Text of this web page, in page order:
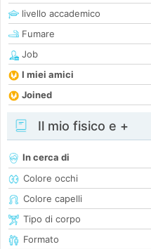
livello accademico
Fumare
Job
I miei amici
Joined
Il mio fisico e +
In cerca di
Colore occhi
Colore capelli
Tipo di corpo
Formato